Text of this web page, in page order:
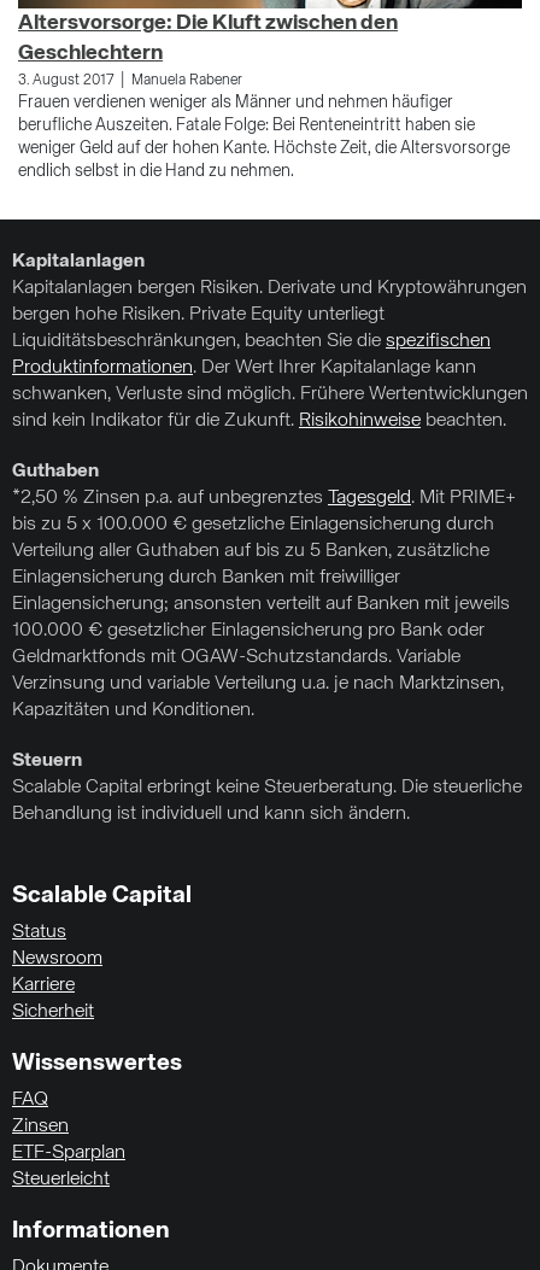
Altersvorsorge: Die Kluft zwischen den
Geschlechtern
3. August 2017| Manuela Rabener
Frauen verdienen weniger als Männer und nehmen häufiger
berufliche Auszeiten. Fatale Folge: Bei Renteneintritt haben sie
weniger Geld auf der hohen Kante. Höchste Zeit, die Altersvorsorge
endlich selbst in die Hand zu nehmen.
Kapitalanlagen
Kapitalanlagen bergen Risiken. Derivate und Kryptowährungen
bergen hohe Risiken. Private Equity unterliegt
Liquiditätsbeschränkungen, beachten Sie die spezifischen
Produktinformationen. Der Wert Ihrer Kapitalanlage kann
schwanken, Verluste sind möglich. Frühere Wertentwicklungen
sind kein Indikator für die Zukunft. Risikohinweise beachten.
Guthaben
*2,50 % Zinsen p.a. auf unbegrenztes
Tagesgeld. Mit PRIME+
bis zu 5 x 100.000 € gesetzliche Einlagensicherung durch
Verteilung aller Guthaben auf bis zu 5 Banken, zusätzliche
Einlagensicherung durch Banken mit freiwilliger
Einlagensicherung; ansonsten verteilt auf Banken mit jeweils
100.000 € gesetzlicher Einlagensicherung pro Bank oder
Geldmarktfonds mit OGAW-Schutzstandards. Variable
Verzinsung und variable Verteilung u.a. je nach Marktzinsen,
Kapazitäten und Konditionen.
Steuern
Scalable Capital erbringt keine Steuerberatung. Die steuerliche
Behandlung ist individuell und kann sich ändern.
Scalable Capital
Status
Newsroom
Karriere
Sicherheit
Wissenswertes
FAQ
Zinsen
ETF-Sparplan
Steuerleicht
Informationen